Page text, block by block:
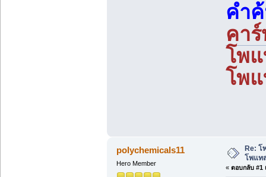
คำ
คา
โพแ
โพ
polychemicals11
Hero Member
Re: โ
โพแท
« ตอบกลับ #1